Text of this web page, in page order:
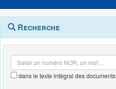
Navigation
outils
Menu
contextuel
Recherche
dans le texte intégral des documents